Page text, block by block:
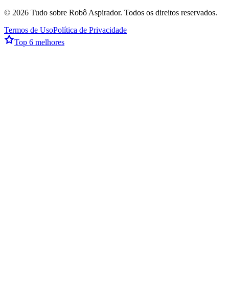
© 2026 Tudo sobre Robô Aspirador. Todos os direitos reservados.
Termos de UsoPolítica de Privacidade
Top 6 melhores